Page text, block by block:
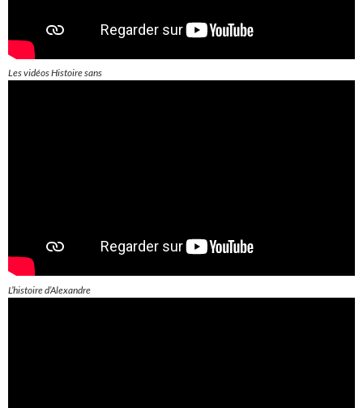
Les vidéos Histoire sans
L’histoire d’Alexandre